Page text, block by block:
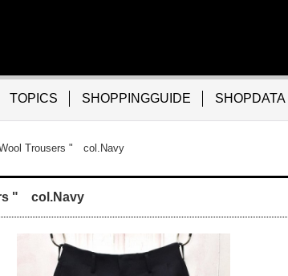
TOPICS SHOPPINGGUIDE SHOPDATA
Trousers " col.Navy
" col.Navy